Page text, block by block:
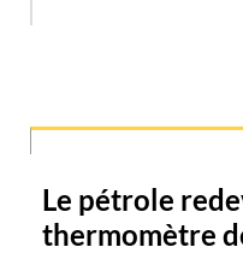
Le pétrole
thermomètre